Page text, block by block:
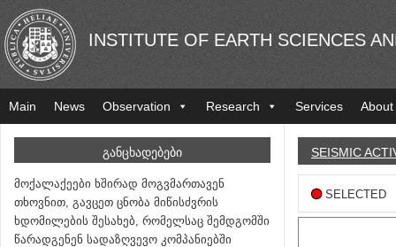
INSTITUTE OF EARTH SCIENCES
Main News Observation Research Services About
ᲒᲐᲜᲪᲮᲐᲓᲔᲑᲔᲑᲘ
მოქალაქეები ხშირად მოგვმართავენ
თხოვნით, გავცეთ ცნობა მიწისძვრის
ხდომილების შესახებ, რომელსაც შემდგომში
წარადგენენ სადაზღვევო კომპანიებში
SEISMIC
SELECTED